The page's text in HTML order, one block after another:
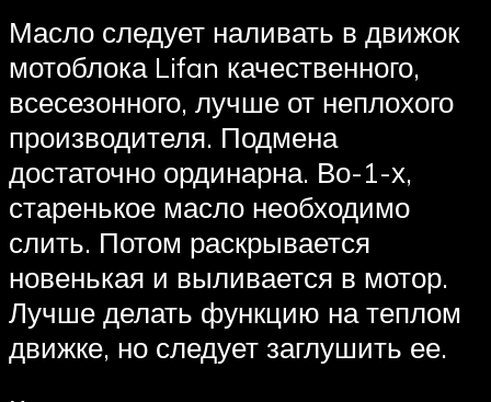
Масло следует наливать в движок
мотоблока Lifan качественного,
всесезонного, лучше от неплохого
производителя. Подмена
достаточно ординарна. Во-1-х,
старенькое масло необходимо
слить. Потом раскрывается
новенькая и выливается в мотор.
Лучше делать функцию на теплом
движке, но следует заглушить ее.